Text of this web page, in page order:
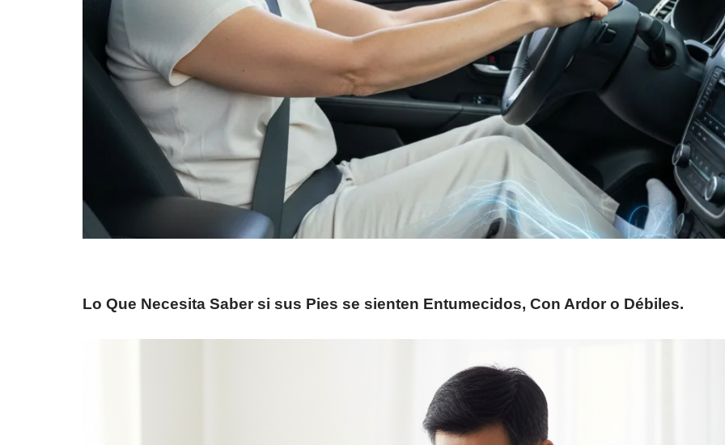
Lo Que Necesita Saber si sus Pies se sienten Entumecidos, Con Ardor o Débiles.